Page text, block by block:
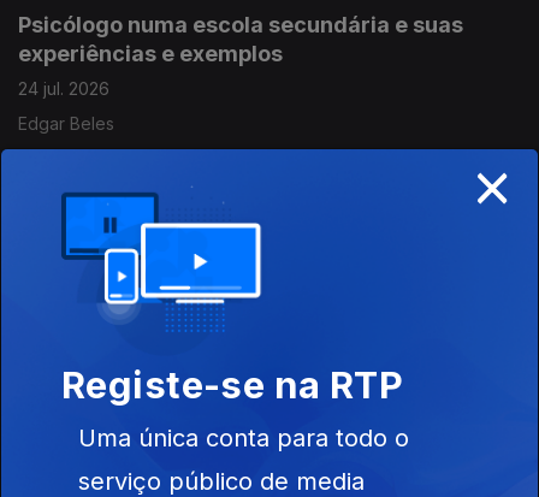
Psicólogo numa escola secundária e suas
experiências e exemplos
24 jul. 2026
Edgar Beles
Rafael Figueiredo - Padeiro com 20 anos
24 jul. 2026
24 jul. 2026
Festival de Lavre - Montemor o Novo, André
×
Registe-se na RTP
Uma única conta para todo o
serviço público de media